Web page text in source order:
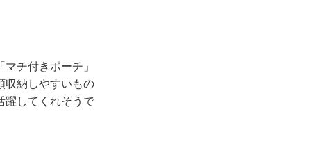
チ付きポーチ」
収納しやすいもの
躍してくれそうで